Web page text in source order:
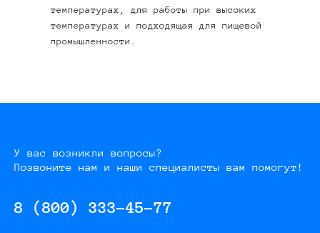
температурах, для работы при высоких
температурах и подходящая для пищевой
промышленности.
У вас возникли вопросы?
Позвоните нам и наши специалисты вам помогут!
8 (800) 333-45-77